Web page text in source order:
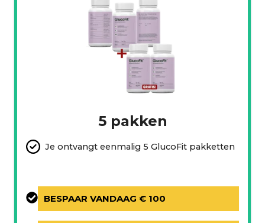
5 pakken
Je ontvangt eenmalig 5 GlucoFit pakketten
BESPAAR VANDAAG € 100